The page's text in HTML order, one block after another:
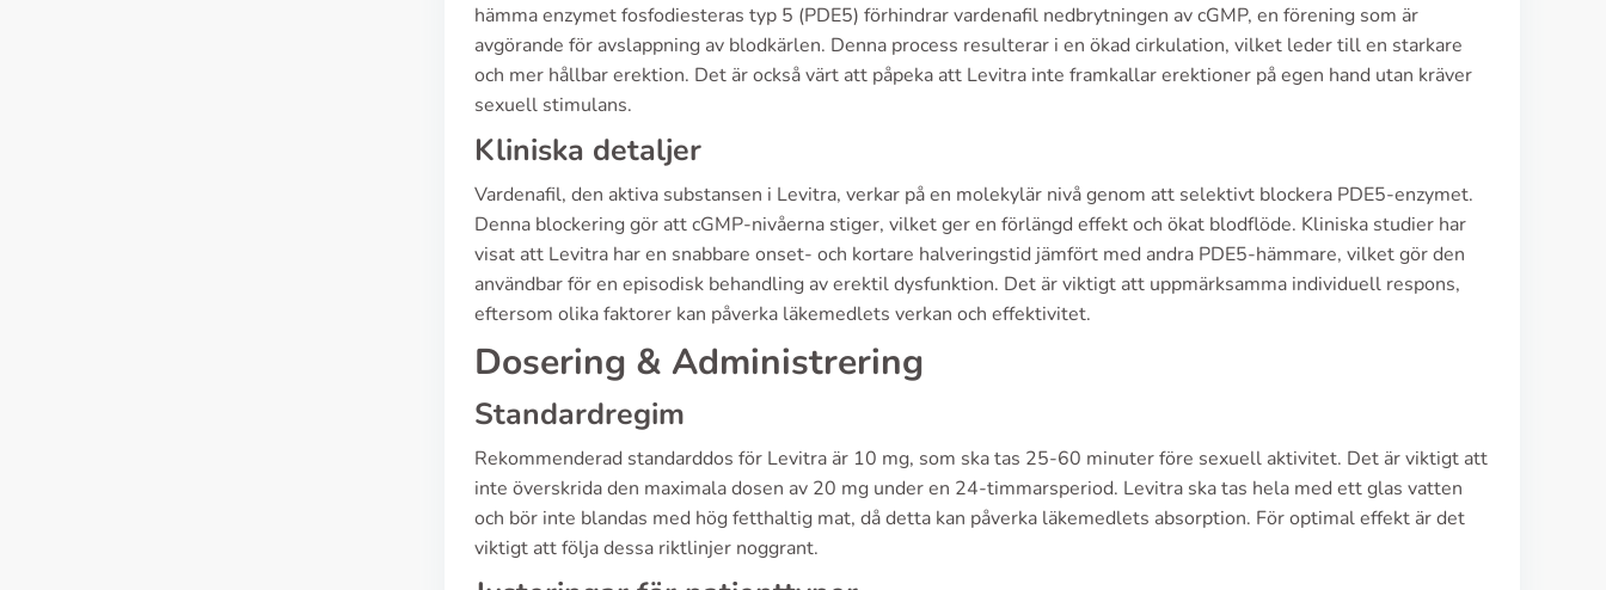
hämma enzymet fosfodiesteras typ 5 (PDE5) förhindrar vardenafil nedbrytningen av cGMP, en förening som är
avgörande för avslappning av blodkärlen. Denna process resulterar i en ökad cirkulation, vilket leder till en starkare
och mer hållbar erektion. Det är också värt att påpeka att Levitra inte framkallar erektioner på egen hand utan kräver
sexuell stimulans.
Kliniska detaljer
Vardenafil, den aktiva substansen i Levitra, verkar på en molekylär nivå genom att selektivt blockera PDE5-enzymet.
Denna blockering gör att cGMP-nivåerna stiger, vilket ger en förlängd effekt och ökat blodflöde. Kliniska studier har
visat att Levitra har en snabbare onset- och kortare halveringstid jämfört med andra PDE5-hämmare, vilket gör den
användbar för en episodisk behandling av erektil dysfunktion. Det är viktigt att uppmärksamma individuell respons,
eftersom olika faktorer kan påverka läkemedlets verkan och effektivitet.
Dosering & Administrering
Standardregim
Rekommenderad standarddos för Levitra är 10 mg, som ska tas 25-60 minuter före sexuell aktivitet. Det är viktigt att
inte överskrida den maximala dosen av 20 mg under en 24-timmarsperiod. Levitra ska tas hela med ett glas vatten
och bör inte blandas med hög fetthaltig mat, då detta kan påverka läkemedlets absorption. För optimal effekt är det
viktigt att följa dessa riktlinjer noggrant.